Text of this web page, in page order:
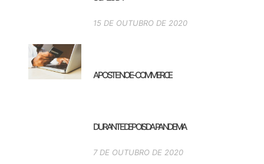
15 DE OUTUBRO DE 2020
APOSTE NO E-COMMERCE
DURANTE DEPOIS DA PANDEMIA
7 DE OUTUBRO DE 2020